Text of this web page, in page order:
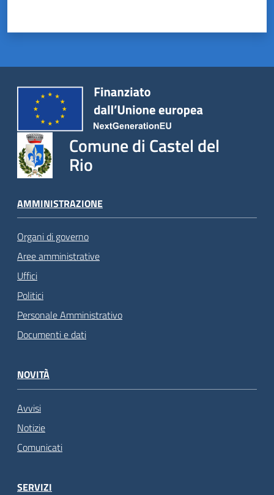
Comune di Castel del
Rio
AMMINISTRAZIONE
Organi di governo
Aree amministrative
Uffici
Politici
Personale Amministrativo
Documenti e dati
NOVITÀ
Avvisi
Notizie
Comunicati
SERVIZI